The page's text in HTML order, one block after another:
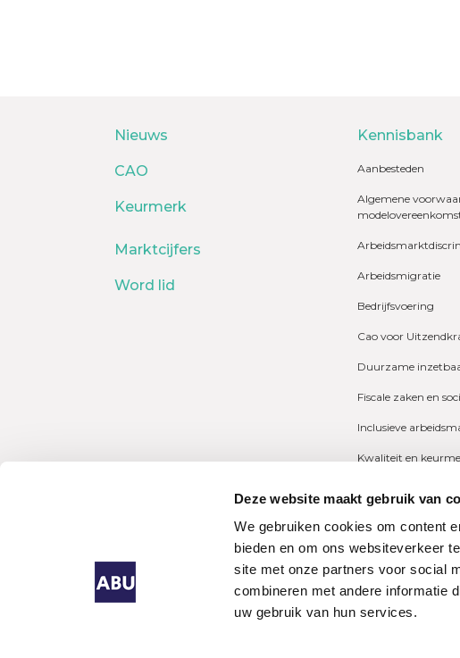
Deze website maakt gebruik van
We gebruiken cookies om content
bieden en om ons websiteverkeer
site met onze partners voor social
combineren met andere informatie
uw gebruik van hun services.
Nieuws
CAO
Keurmerk
Marktcijfers
Word lid
Kennisbank
Aanbesteden
Algemene
Arbeidsmigratie
Bedrijfsvoering
Cao voor
Duurzame
Fiscale zaken en
Inclusieve
Kwaliteit en
Pensioen
Algemene Bond